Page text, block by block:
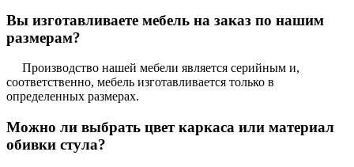
Вы изготавливаете мебель на заказ по нашим
размерам?
Производство нашей мебели является серийным и,
соответственно, мебель изготавливается только в
определенных размерах.
Можно ли выбрать цвет каркаса или материал
обивки стула?